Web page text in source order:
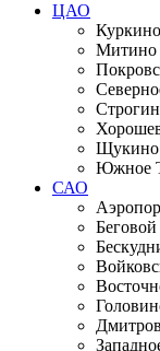
ЦАО
Куркино
Митино
Щукино
Южное
САО
Беговой